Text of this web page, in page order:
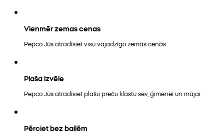
Vienmēr zemas cenas
Pepco Jūs atradīsiet visu vajadzīgo zemās cenās.
Plaša izvēle
Pepco Jūs atradīsiet plašu preču klāstu sev, ģimenei un mājai.
Pērciet bez bailēm